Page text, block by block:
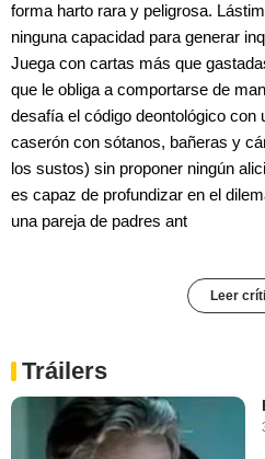
forma harto rara y peligrosa.
ninguna capacidad para generar
Juega con cartas más que
que le obliga a comportarse de
desafía el código deontológico con
caserón con sótanos, bañeras y
los sustos) sin proponer ningún
es capaz de profundizar en el
una pareja de padres ant
Leer
Tráilers